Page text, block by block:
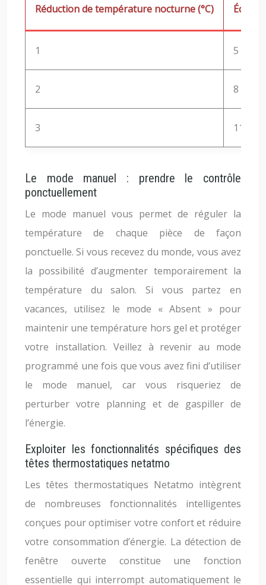
Réduction de température nocturne (°C)
1 5 – 7
2 8 – 10
3 11 – 14
Le mode manuel : prendre le contrôle
ponctuellement
Le mode manuel vous permet de réguler la
température de chaque pièce de façon
ponctuelle. Si vous recevez du monde, vous avez
la possibilité d’augmenter temporairement la
température du salon. Si vous partez en
vacances, utilisez le mode « Absent » pour
maintenir une température hors gel et protéger
votre installation. Veillez à revenir au mode
programmé une fois que vous avez fini d’utiliser
le mode manuel, car vous risqueriez de
perturber votre planning et de gaspiller de
l’énergie.
Exploiter les fonctionnalités spécifiques des
têtes thermostatiques netatmo
Les têtes thermostatiques Netatmo intègrent
de nombreuses fonctionnalités intelligentes
conçues pour optimiser votre confort et réduire
votre consommation d’énergie. La détection de
fenêtre ouverte constitue une fonction
essentielle qui interrompt automatiquement le